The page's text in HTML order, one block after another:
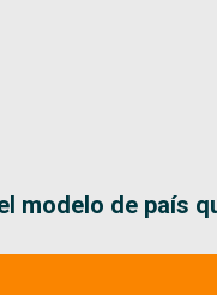
modelo de país